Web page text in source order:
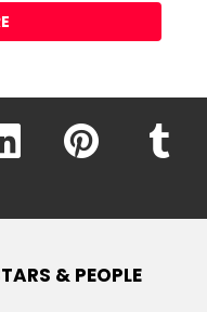
linkedin pinterest
& PEOPLE